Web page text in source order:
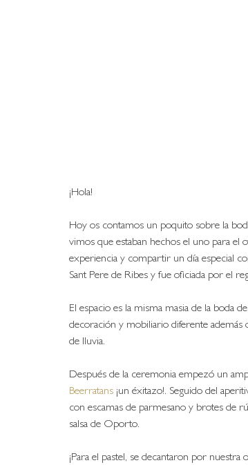
¡Hola!
Hoy os contamos un poquito sobre la
vimos que estaban hechos el uno para el
experiencia y compartir un día especial
Sant Pere de Ribes y fue oficiada por el
El espacio es la misma masia de la boda
decoración y mobiliario diferente además
de lluvia.
Después de la ceremonia empezó un
Beerratans ¡un éxitazo!. Seguido del
con escamas de parmesano y brotes de
salsa de Oporto.
¡Para el pastel, se decantaron por